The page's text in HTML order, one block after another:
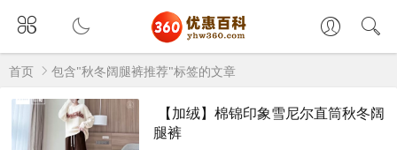
首页 包含"秋冬阔腿裤推荐"标签的文章
【加绒】棉锦印象雪尼尔直筒秋冬阔
腿裤